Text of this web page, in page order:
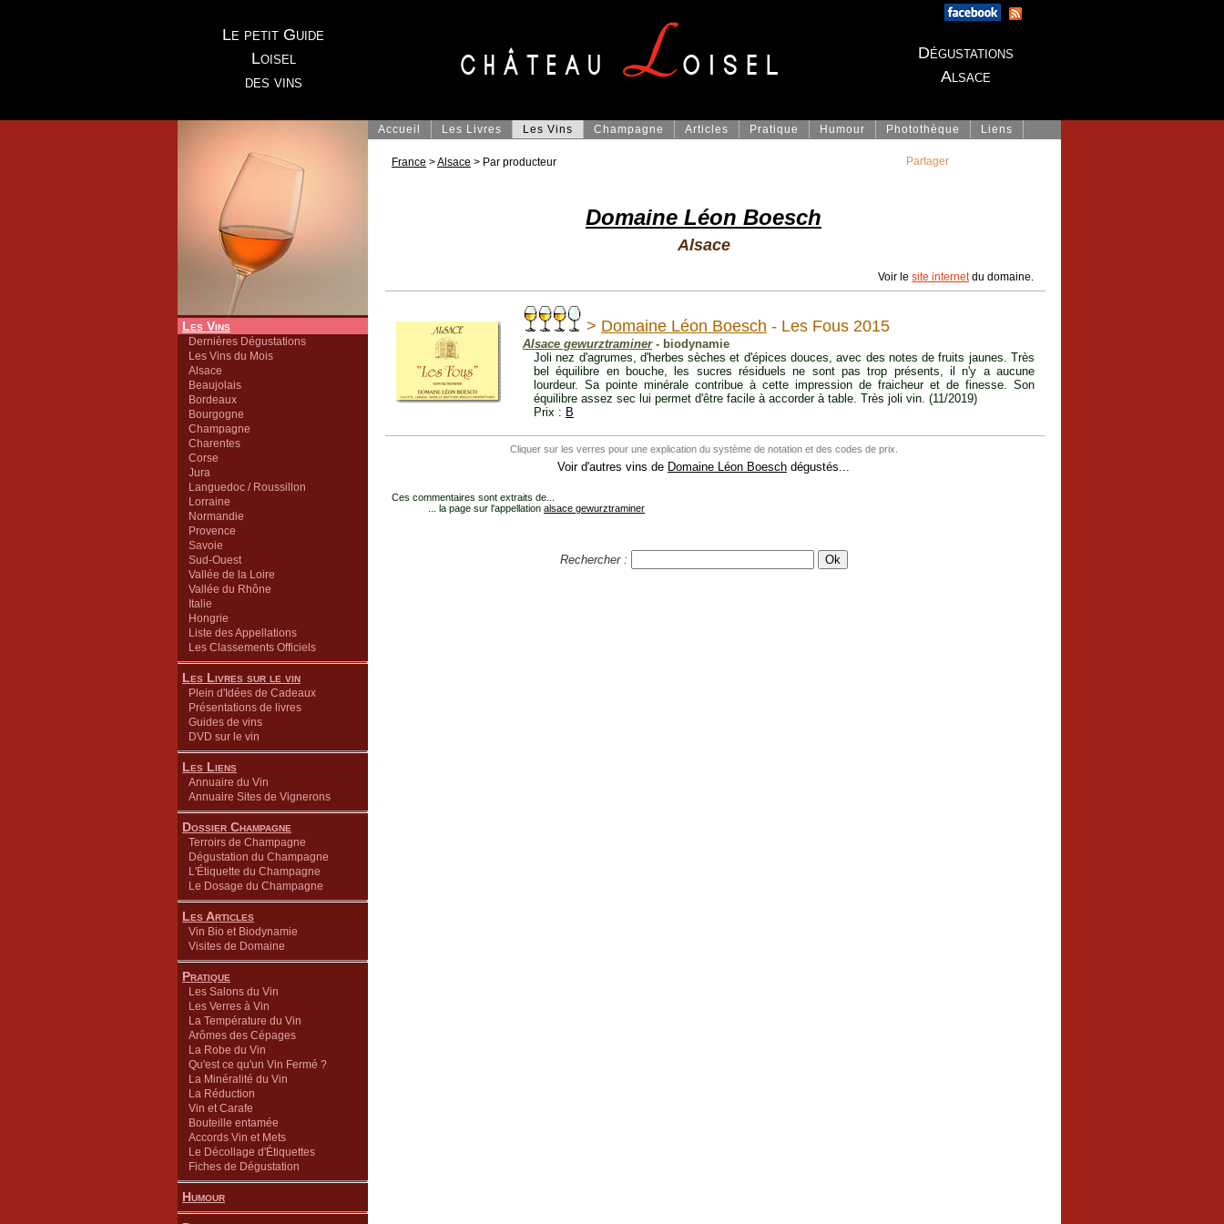
Le petit Guide
Loisel
des vins
Dégustations
Alsace
Les Vins
Dernières Dégustations
Les Vins du Mois
Alsace
Beaujolais
Bordeaux
Bourgogne
Champagne
Charentes
Corse
Jura
Languedoc / Roussillon
Lorraine
Normandie
Provence
Savoie
Sud-Ouest
Vallée de la Loire
Vallée du Rhône
Italie
Hongrie
Liste des Appellations
Les Classements Officiels
Les Livres sur le vin
Plein d'Idées de Cadeaux
Présentations de livres
Guides de vins
DVD sur le vin
Les Liens
Annuaire du Vin
Annuaire Sites de Vignerons
Dossier Champagne
Terroirs de Champagne
Dégustation du Champagne
L'Étiquette du Champagne
Le Dosage du Champagne
Les Articles
Vin Bio et Biodynamie
Visites de Domaine
Pratique
Les Salons du Vin
Les Verres à Vin
La Température du Vin
Arômes des Cépages
La Robe du Vin
Qu'est ce qu'un Vin Fermé ?
La Minéralité du Vin
La Réduction
Vin et Carafe
Bouteille entamée
Accords Vin et Mets
Le Décollage d'Étiquettes
Fiches de Dégustation
Humour
Accueil Les Livres Les Vins Champagne Articles Pratique Humour Photothèque Liens
France >Alsace > Par producteur
Domaine Léon Boesch
Alsace
Voir le site internetdu domaine.
> Domaine Léon Boesch - Les Fous 2015
Alsace gewurztraminer- biodynamie
Joli nez d'agrumes, d'herbes sèches et d'épices douces, avec des notes de fruits jaunes. Très
bel équilibre en bouche, les sucres résiduels ne sont pas trop présents, il n'y a aucune
lourdeur. Sa pointe minérale contribue à cette impression de fraicheur et de finesse. Son
équilibre assez sec lui permet d'être facile à accorder à table. Très joli vin. (11/2019)
Prix : B
Cliquer sur les verres pour une explication du système de notation et des codes de prix.
Voir d'autres vins de Domaine Léon Boesch dégustés...
Ces commentaires sont extraits de...
... la page sur l'appellation alsace gewurztraminer
Rechercher :
Partager